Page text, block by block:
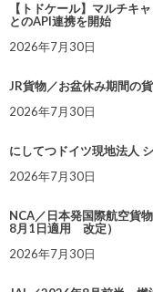
【トドケール】マルチキ
とのAPI連携を開始
2026年7月30日
JR貨物／お盆休み期間の
2026年7月30日
にしてつドイツ現地法人
2026年7月30日
NCA／日本発国際航空貨
8月1日適用 改定）
2026年7月30日